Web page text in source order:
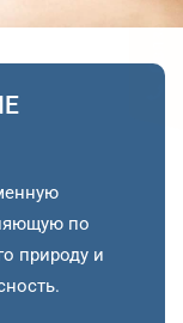
по
природу и